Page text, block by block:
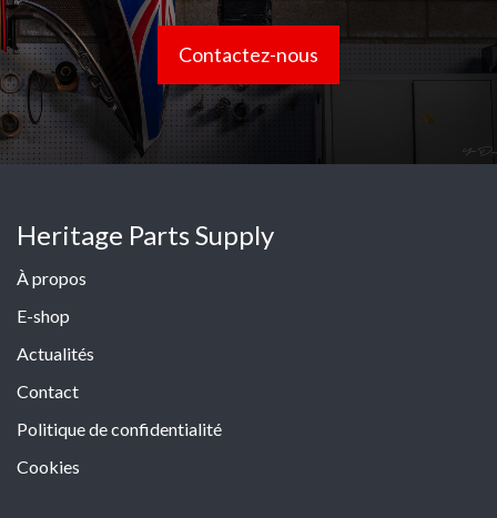
Contactez-nous
Heritage Parts Supply
À propos
E-shop
Actualités
Contact
Politique de confidentialité
Cookies